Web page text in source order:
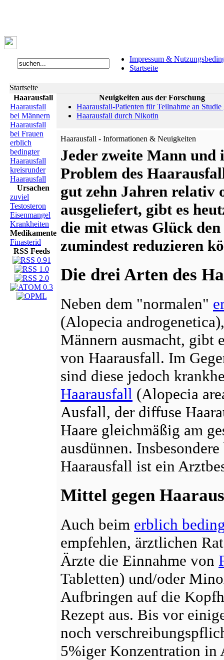
Impressum &
Startseite
Startseite
Haarausfall
Haarausfall
bei Männern
Haarausfall
bei Frauen
erblich
bedingter
Haarausfall
kreisrunder
Haarausfall
Ursachen
zuviel
Testosteron
Eisenmangel
Krankheiten
Medikamente
Finasterid
RSS Feeds
Neuigkeiten aus der Forschung
Haarausfall-Patienten für Teilnahme an Studie
Haarausfall durch Nikotin
Haarausfall - Informationen & Neuigkeiten
Jeder zweite Mann
Problem des
gut zehn Jahren relativ
ausgeliefert, gibt es
die mit etwas Glück
zumindest reduzieren
Die drei Arten des
Neben dem "normalen"
(Alopecia
Männern ausmacht, gibt
von Haarausfall. Im
sind diese jedoch
Haarausfall (Alopecia
Ausfall, der diffuse
Haare gleichmäßig am
ausdünnen.
Haarausfall ist ein
Mittel gegen
Auch beim erblich
empfehlen, ärztlichen
Ärzte die Einnahme von
Tabletten) und/oder
Aufbringen auf die
Rezept aus. Bis vor
noch
5%iger Konzentration in